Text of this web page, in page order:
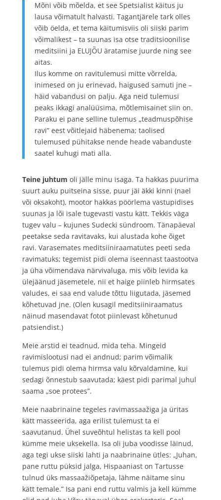
Mõni võib mõelda, et see Spetsialist käitus ju
lausa võimatult halvasti. Tagantjärele tark olles
võib öelda, et tema käitumisviis oli siiski parim
võimalikest – ta suunas isa otse traditsioonilise
meditsiini ja ELUJÕU äratamise juurde ning see
aitas.
Ilus komme on ravitulemusi mitte võrrelda,
inimesed on ju erinevad, haigused samuti jne –
häid vabandusi on palju. Aga neid tulemusi
peaks ikkagi analüüsima, mõtlemisainet siin on.
Paraku ei pane selline tulemus „teadmuspõhise
ravi” eest võitlejaid häbenema; taolised
tulemused pühitakse nende heade vabanduste
saatel kuhugi mati alla.
Teine juhtum oli jälle minu isaga. Ta hakkas puurima
suurt auku puitseina sisse, puur jäi äkki kinni (nael
või oksakoht), mootor hakkas pöörlema vastupidises
suunas ja lõi isale tugevasti vastu kätt. Tekkis väga
tugev valu – kujunes Sudecki sündroom. Tänapäeval
peetakse seda ravitavaks, kui alustada kohe õiget
ravi. Varasemates meditsiiniraamatutes peeti seda
ravimatuks; tegemist pidi olema iseennast taastootva
ja üha võimendava närvivaluga, mis võib levida ka
ülejäänud jäsemetele, nii et haige piinleb hirmsates
valudes, ei saa end valude tõttu liigutada, jäsemed
kõhetuvad jne. (Olen kusagil meditsiiniraamatus
näinud masendavat fotot piinlevast kõhetunud
patsiendist.)
Meie arstid ei teadnud, mida teha. Mingeid
ravimislootusi nad ei andnud; parim võimalik
tulemus pidi olema hirmsa valu kõrvaldamine, kui
sedagi õnnestub saavutada; käest pidi parimal juhul
saama „soe protees”.
Meie naabrinaine tegeles ravimassaažiga ja üritas
kätt masseerida, aga erilist tulemust ta ei
saavutanud. Ühel suveõhtul helistas ta kell pool
kümme meie uksekella. Isa oli juba voodisse läinud,
aga tegi ukse siiski lahti ja naabrinaine ütles: „Juhan,
pane ruttu püksid jalga, Hispaaniast on Tartusse
tulnud üks massaažiõpetaja, lähme näitame sinu
kätt temale.” Isa pani end ruttu valmis ja kell kümme